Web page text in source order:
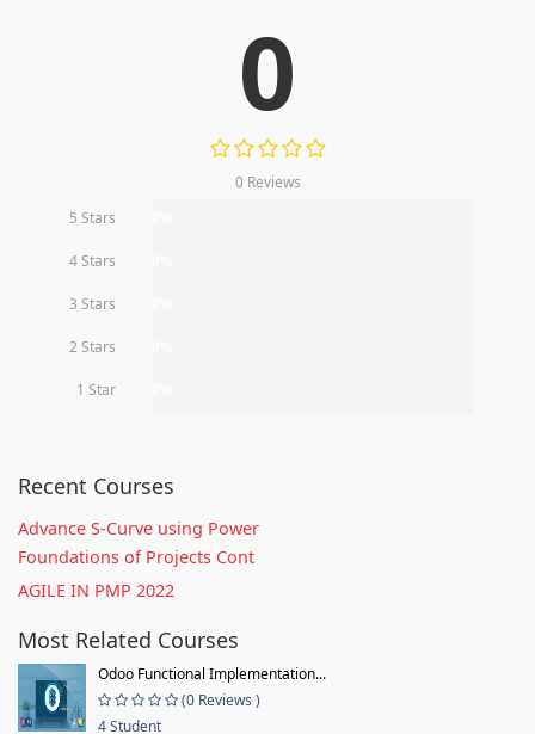
0
0 Reviews
5 Stars
4 Stars
3 Stars
2 Stars
1 Star
Recent Courses
Advance S-Curve using Power
Foundations of Projects Cont
AGILE IN PMP 2022
Most Related Courses
Odoo Functional Implementation...
(0 Reviews )
4 Student